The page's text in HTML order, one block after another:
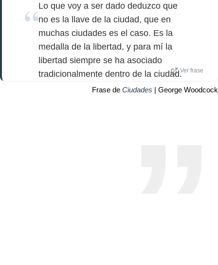
Lo que voy a ser dado deduzco que
no es la llave de la ciudad, que en
muchas ciudades es el caso. Es la
medalla de la libertad, y para mí la
libertad siempre se ha asociado
tradicionalmente dentro de la ciudad.Ver frase
Frase de Ciudades | George Woodcock